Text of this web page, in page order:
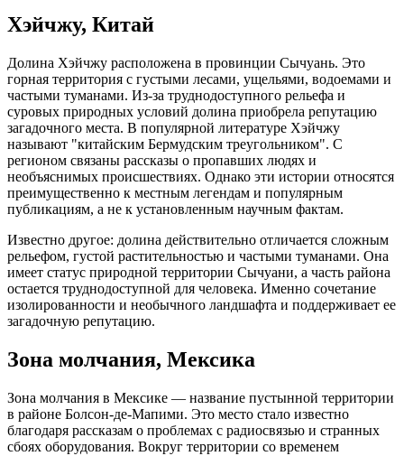
Хэйчжу, Китай
Долина Хэйчжу расположена в провинции Сычуань. Это
горная территория с густыми лесами, ущельями, водоемами и
частыми туманами. Из-за труднодоступного рельефа и
суровых природных условий долина приобрела репутацию
загадочного места. В популярной литературе Хэйчжу
называют "китайским Бермудским треугольником". С
регионом связаны рассказы о пропавших людях и
необъяснимых происшествиях. Однако эти истории относятся
преимущественно к местным легендам и популярным
публикациям, а не к установленным научным фактам.
Известно другое: долина действительно отличается сложным
рельефом, густой растительностью и частыми туманами. Она
имеет статус природной территории Сычуани, а часть района
остается труднодоступной для человека. Именно сочетание
изолированности и необычного ландшафта и поддерживает ее
загадочную репутацию.
Зона молчания, Мексика
Зона молчания в Мексике — название пустынной территории
в районе Болсон-де-Мапими. Это место стало известно
благодаря рассказам о проблемах с радиосвязью и странных
сбоях оборудования. Вокруг территории со временем